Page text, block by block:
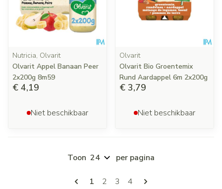
Nutricia, Olvarit
Olvarit Appel Banaan Peer
2x200g 8m59
€ 4,19
Niet beschikbaar
Olvarit
Olvarit Bio Groentemix
Rund Aardappel 6m 2x200g
€ 3,79
Niet beschikbaar
Pagina's
U lees momenteel pagina
1 Pagina
2 Pagina
3 Pagina
4
Toon per pagina